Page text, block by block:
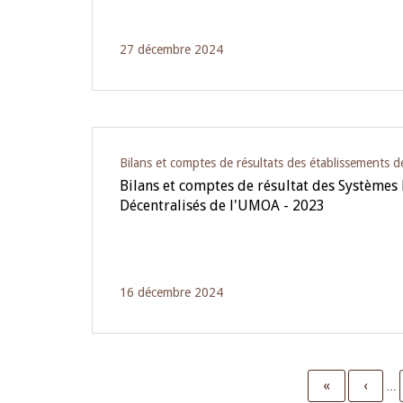
27 décembre 2024
Bilans et comptes de résultats des établissements
Bilans et comptes de résultat des Systèmes
Décentralisés de l'UMOA - 2023
16 décembre 2024
First
« ‹ …